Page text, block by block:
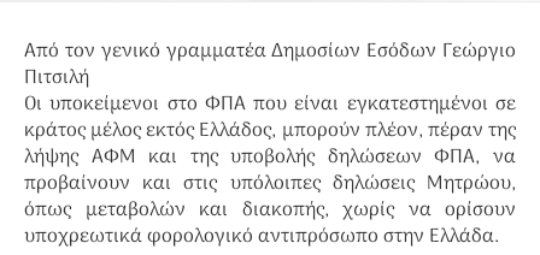
Από τον γενικό γραμματέα Δημοσίων Εσόδων Γεώργιο
Πιτσιλή
Οι υποκείμενοι στο ΦΠΑ που είναι εγκατεστημένοι σε
κράτος μέλος εκτός Ελλάδος, μπορούν πλέον, πέραν της
λήψης ΑΦΜ και της υποβολής δηλώσεων ΦΠΑ, να
προβαίνουν και στις υπόλοιπες δηλώσεις Μητρώου,
όπως μεταβολών και διακοπής, χωρίς να ορίσουν
υποχρεωτικά φορολογικό αντιπρόσωπο στην Ελλάδα.